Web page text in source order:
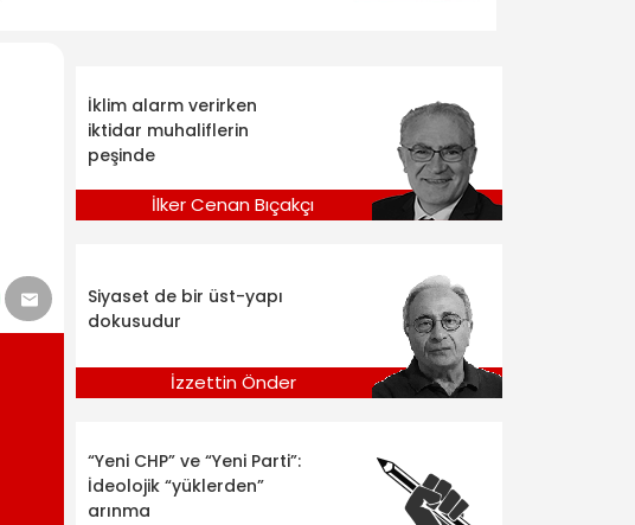
İklim alarm verirken
iktidar muhaliflerin
peşinde
İlker Cenan Bıçakçı
Siyaset de bir üst-yapı
dokusudur
İzzettin Önder
“Yeni CHP” ve “Yeni Parti”:
İdeolojik “yüklerden”
arınma